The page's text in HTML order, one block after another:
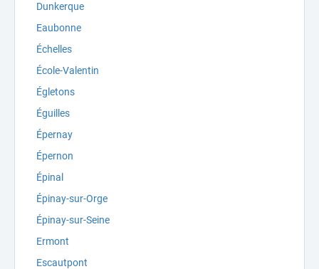
Dunkerque
Eaubonne
Échelles
École-Valentin
Égletons
Éguilles
Épernay
Épernon
Épinal
Épinay-sur-Orge
Épinay-sur-Seine
Ermont
Escautpont